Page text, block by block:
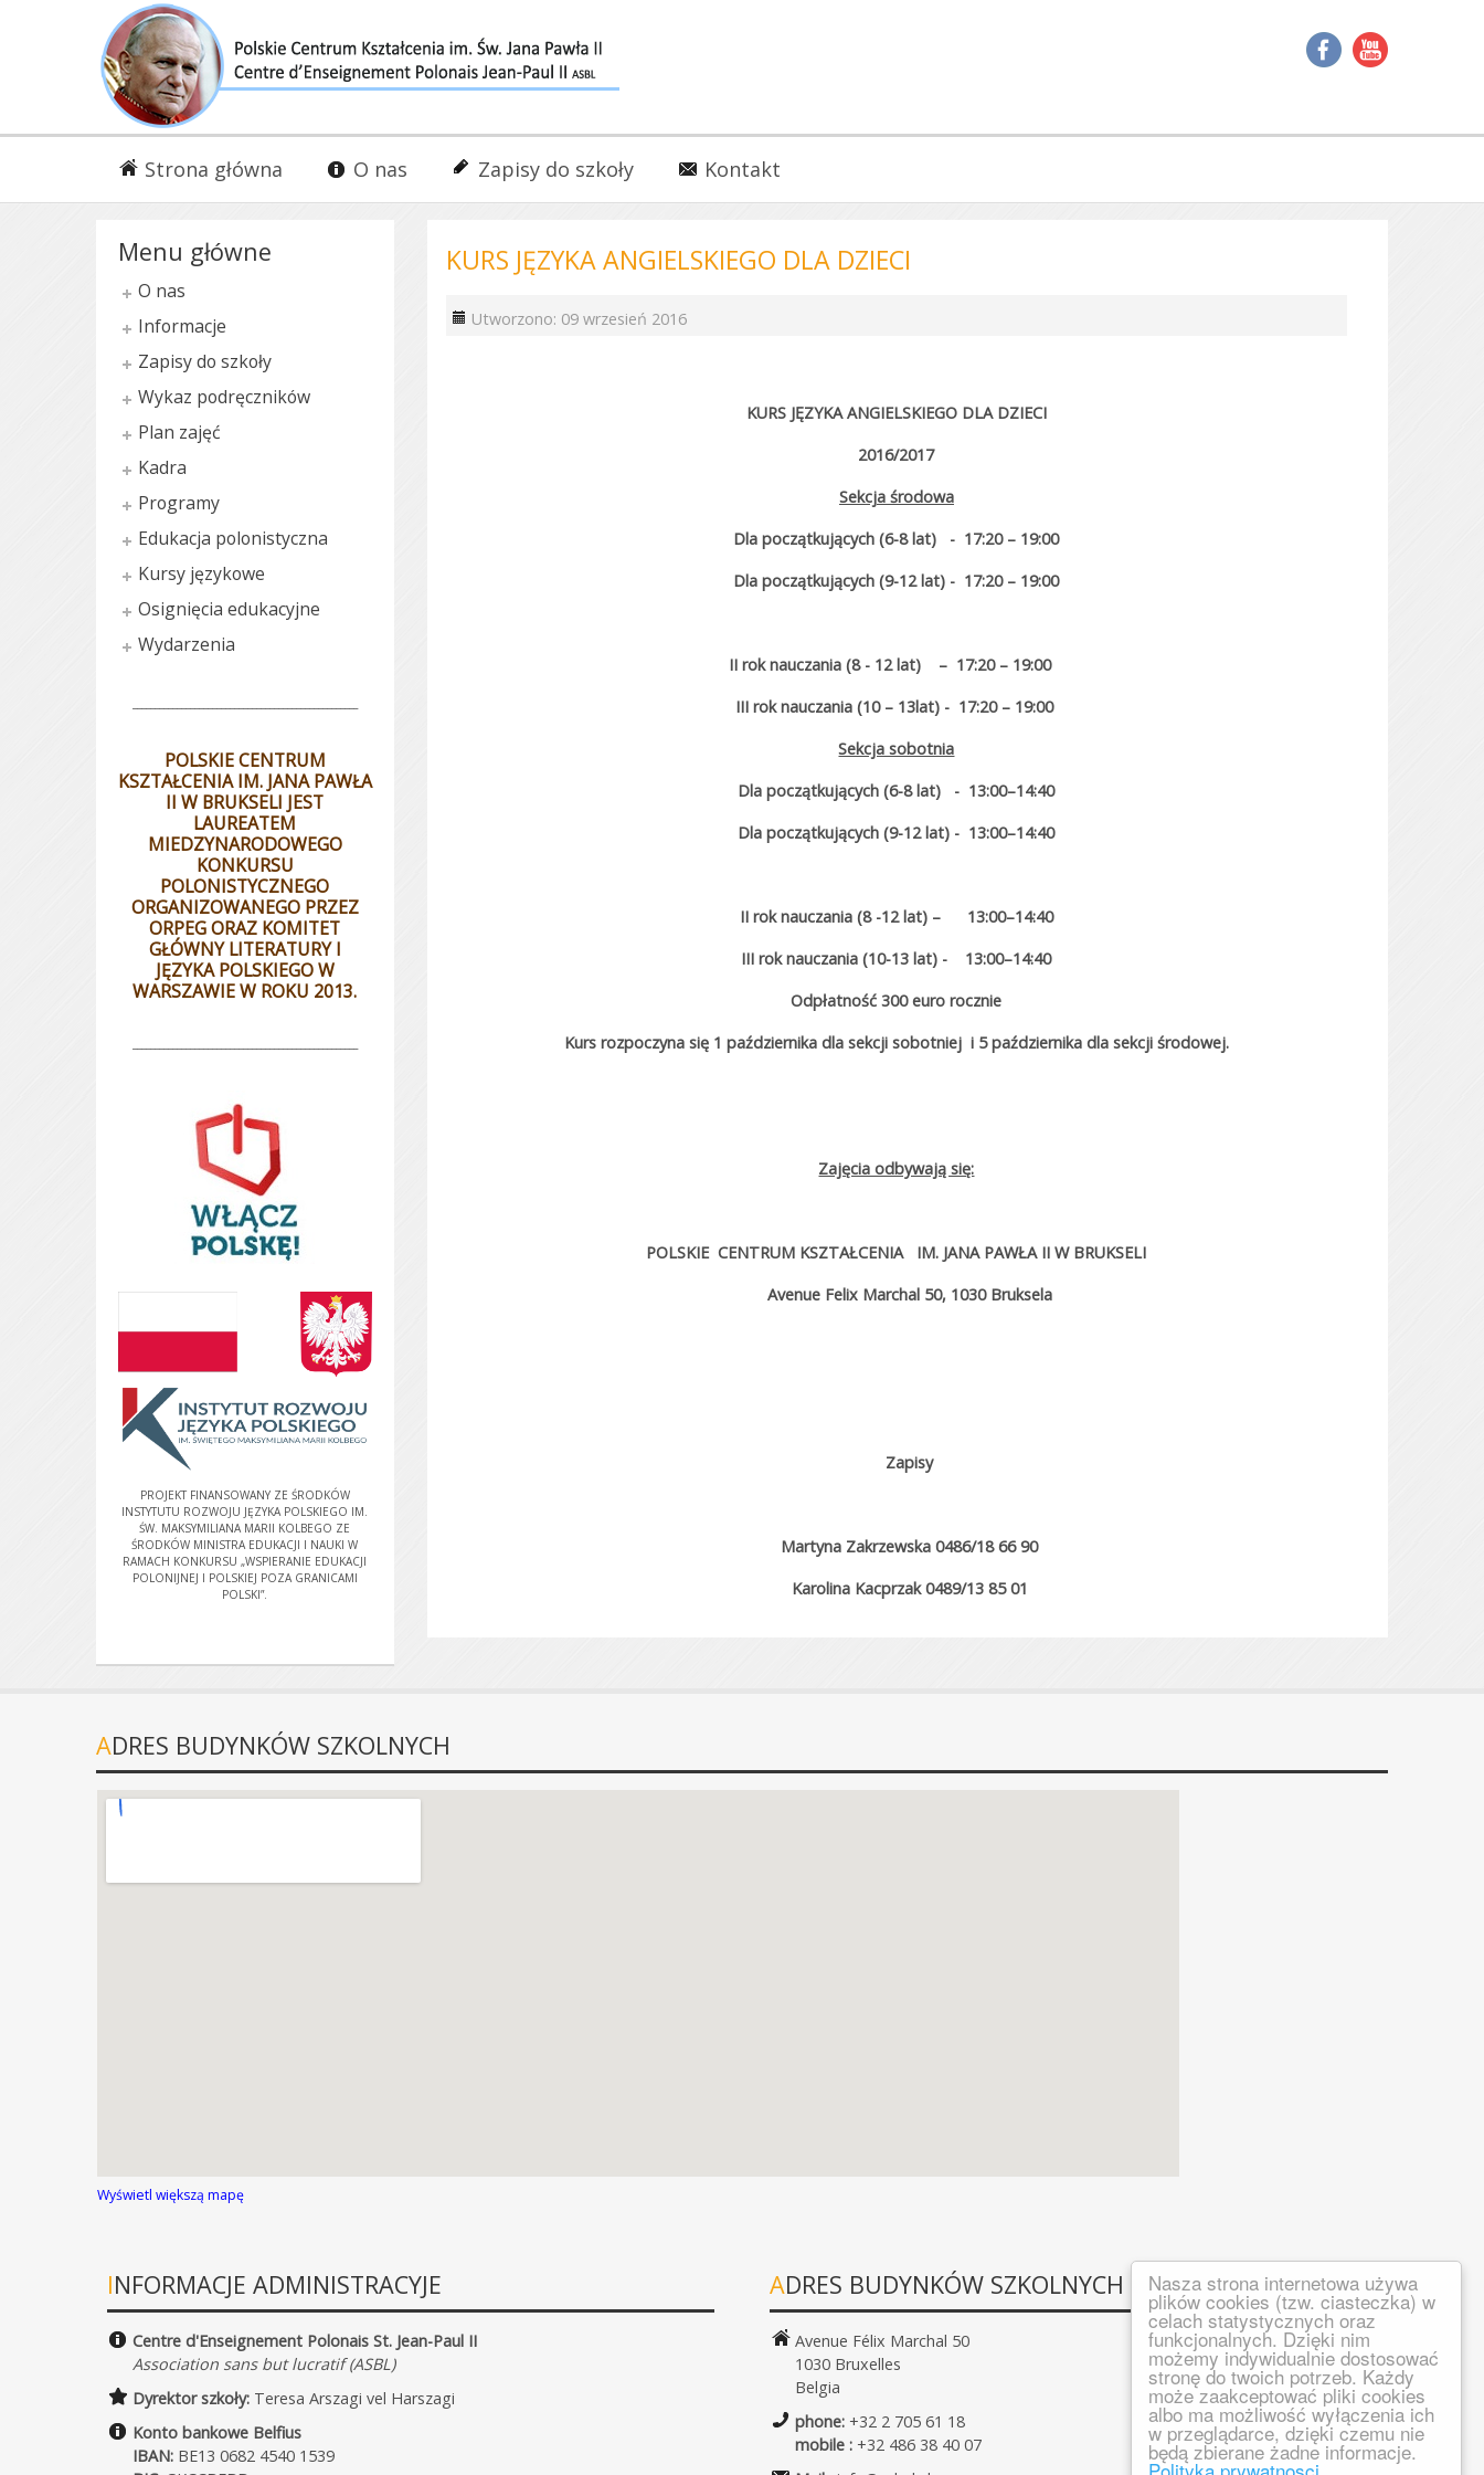
Nasza strona internetowa używa
plików cookies (tzw. ciasteczka) w
celach statystycznych oraz
funkcjonalnych. Dzięki nim
możemy indywidualnie dostosować
stronę do twoich potrzeb. Każdy
może zaakceptować pliki cookies
albo ma możliwość wyłączenia ich
w przeglądarce, dzięki czemu nie
będą zbierane żadne informacje.
Strona główna O nas Zapisy do szkoły Kontakt
KURS JĘZYKA ANGIELSKIEGO DLA DZIECI
Utworzono: 09 wrzesień 2016
KURS JĘZYKA ANGIELSKIEGO DLA DZIECI
2016/2017
Sekcja środowa
Dla początkujących (6-8 lat) - 17:20 – 19:00
Dla początkujących (9-12 lat) - 17:20 – 19:00
II rok nauczania (8 - 12 lat) – 17:20 – 19:00
III rok nauczania (10 – 13lat) - 17:20 – 19:00
Sekcja sobotnia
Dla początkujących (6-8 lat) - 13:00–14:40
Dla początkujących (9-12 lat) - 13:00–14:40
II rok nauczania (8 -12 lat) – 13:00–14:40
III rok nauczania (10-13 lat) - 13:00–14:40
Odpłatność 300 euro rocznie
Kurs rozpoczyna się 1 października dla sekcji sobotniej i 5 października dla sekcji środowej.
Zajęcia odbywają się:
POLSKIE CENTRUM KSZTAŁCENIA IM. JANA PAWŁA II W BRUKSELI
Avenue Felix Marchal 50, 1030 Bruksela
Zapisy
Martyna Zakrzewska 0486/18 66 90
Karolina Kacprzak 0489/13 85 01
Menu główne
O nas
Informacje
Zapisy do szkoły
Wykaz podręczników
Plan zajęć
Kadra
Programy
Edukacja polonistyczna
Kursy językowe
Osignięcia edukacyjne
Wydarzenia
POLSKIE CENTRUM
KSZTAŁCENIA IM. JANA PAWŁA
II W BRUKSELI JEST
LAUREATEM
MIEDZYNARODOWEGO
KONKURSU
POLONISTYCZNEGO
ORGANIZOWANEGO PRZEZ
ORPEG ORAZ KOMITET
GŁÓWNY LITERATURY I
JĘZYKA POLSKIEGO W
WARSZAWIE W ROKU 2013.
PROJEKT FINANSOWANY ZE ŚRODKÓW
INSTYTUTU ROZWOJU JĘZYKA POLSKIEGO IM.
ŚW. MAKSYMILIANA MARII KOLBEGO ZE
ŚRODKÓW MINISTRA EDUKACJI I NAUKI W
RAMACH KONKURSU „WSPIERANIE EDUKACJI
POLONIJNEJ I POLSKIEJ POZA GRANICAMI
POLSKI”.
ADRES BUDYNKÓW SZKOLNYCH
Wyświetl większą mapę
INFORMACJE ADMINISTRACYJE
Centre d'Enseignement Polonais St. Jean-Paul II
Association sans but lucratif (ASBL)
Dyrektor szkoły: Teresa Arszagi vel Harszagi
Konto bankowe Belfius
IBAN: BE13 0682 4540 1539
ADRES BUDYNKÓW SZKOLNYCH
Avenue Félix Marchal 50
1030 Bruxelles
Belgia
phone: +32 2 705 61 18
mobile : +32 486 38 40 07